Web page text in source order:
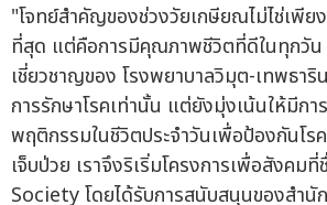
"โจทย์สำคัญของช่วงวัยเกษียณไม่ไช่เพีย
ที่สุด แต่คือการมีคุณภาพชีวิตที่ดีในทุกวัน
เชี่ยวชาญของ โรงพยาบาลวิมุต-เทพธาริ
การรักษาโรคเท่านั้น แต่ยังมุ่งเน้นให้มีกา
พฤติกรรมในชีวิตประจำวันเพื่อป้องกันโร
เจ็บป่วย เราจึงริเริ่มโครงการเพื่อสังค
Society โดยได้รับการสนับสนุนของสำนั